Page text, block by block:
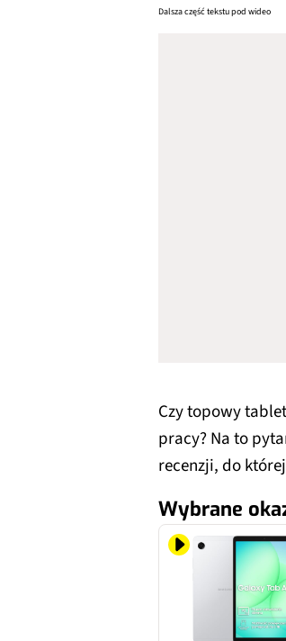
Dalsza część tekstu pod wideo
Czy topowy
pracy? Na to
recenzji, do
Wybrane